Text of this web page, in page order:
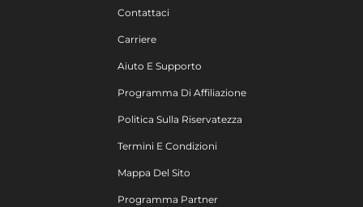
Contattaci
Carriere
Aiuto E Supporto
Programma Di Affiliazione
Politica Sulla Riservatezza
Termini E Condizioni
Mappa Del Sito
Programma Partner